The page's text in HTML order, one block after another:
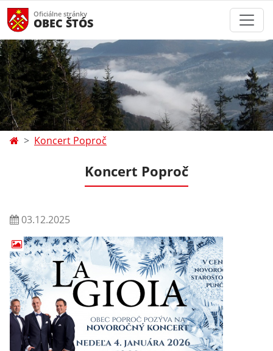
Oficiálne stránky
OBEC ŠTÓS
Koncert Poproč
Koncert Poproč
03.12.2025